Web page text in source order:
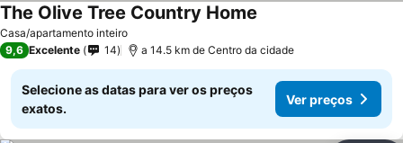
Casa/apartamento inteiro
The Olive Tree Country Home
9,6 Excelente 14 a 14.5 km de Centro da cidade
Selecione as datas para ver os preços
exatos.
Ver preços